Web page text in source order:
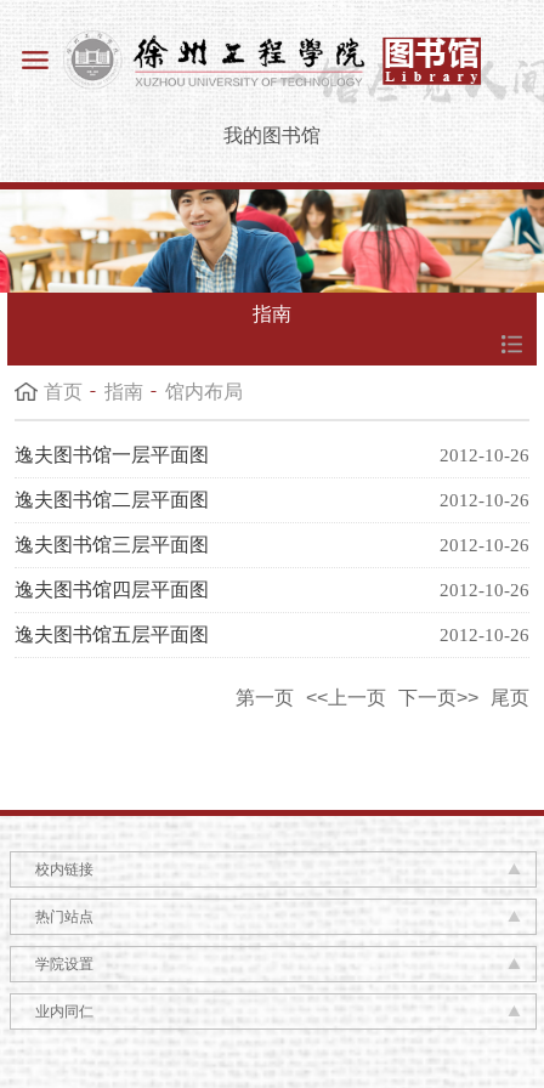
我的图书馆
指南
首页 指南 馆内布局
逸夫图书馆一层平面图 2012-10-26
逸夫图书馆二层平面图 2012-10-26
逸夫图书馆三层平面图 2012-10-26
逸夫图书馆四层平面图 2012-10-26
逸夫图书馆五层平面图 2012-10-26
第一页 <<上一页 下一页>> 尾页
校内链接
热门站点
学院设置
业内同仁